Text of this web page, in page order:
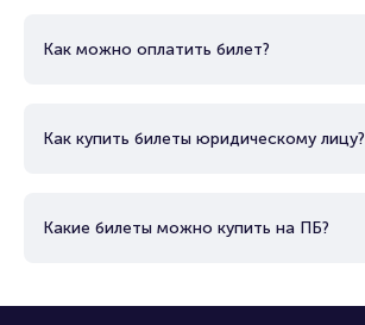
Как можно оплатить билет?
Как купить билеты юридическому лицу?
Какие билеты можно купить на ПБ?